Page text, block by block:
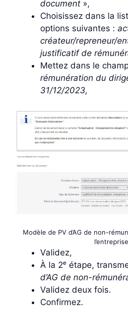
document »,
Choisissez dans la
options suivantes :
créateur/repreneur/
justificatif de
Mettez dans le
rémunération du
31/12/2023,
Modèle de PV d’AG de non-
l’entreprise
Validez,
À la 2ᵉ étape,
d’AG de non-
Validez deux fois.
Confirmez.